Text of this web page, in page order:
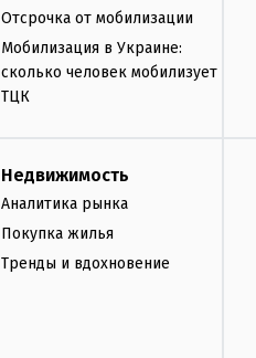
Отсрочка от мобилизации
Мобилизация в Украине:
сколько человек мобилизует
ТЦК
Недвижимость
Аналитика рынка
Покупка жилья
Тренды и вдохновение